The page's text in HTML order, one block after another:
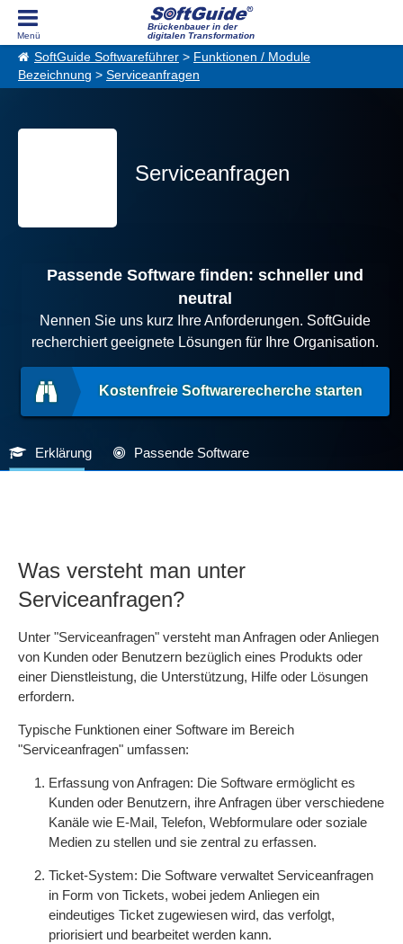
Brückenbauer in der
digitalen Transformation
SoftGuide Softwareführer > Funktionen / Module
Bezeichnung > Serviceanfragen
Serviceanfragen
Passende Software finden: schneller und
neutral
Nennen Sie uns kurz Ihre Anforderungen. SoftGuide
recherchiert geeignete Lösungen für Ihre Organisation.
Kostenfreie Softwarerecherche starten
Erklärung Passende Software
Was versteht man unter
Serviceanfragen?
Unter "Serviceanfragen" versteht man Anfragen oder Anliegen
von Kunden oder Benutzern bezüglich eines Produkts oder
einer Dienstleistung, die Unterstützung, Hilfe oder Lösungen
erfordern.
Typische Funktionen einer Software im Bereich
"Serviceanfragen" umfassen:
Erfassung von Anfragen: Die Software ermöglicht es
Kunden oder Benutzern, ihre Anfragen über verschiedene
Kanäle wie E-Mail, Telefon, Webformulare oder soziale
Medien zu stellen und sie zentral zu erfassen.
Ticket-System: Die Software verwaltet Serviceanfragen
in Form von Tickets, wobei jedem Anliegen ein
eindeutiges Ticket zugewiesen wird, das verfolgt,
priorisiert und bearbeitet werden kann.